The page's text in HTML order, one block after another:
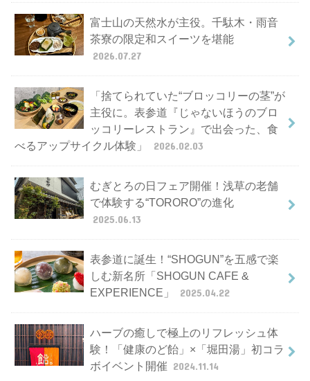
富士山の天然水が主役。千駄木・雨音
茶寮の限定和スイーツを堪能
2026.07.27
「捨てられていた“ブロッコリーの茎”が
主役に。表参道『じゃないほうのブロ
ッコリーレストラン』で出会った、食
べるアップサイクル体験」
2026.02.03
むぎとろの日フェア開催！浅草の老舗
で体験する“TORORO”の進化
2025.06.13
表参道に誕生！“SHOGUN”を五感で楽
しむ新名所「SHOGUN CAFE &
EXPERIENCE」
2025.04.22
ハーブの癒しで極上のリフレッシュ体
験！「健康のど飴」×「堀田湯」初コラ
ボイベント開催 2024.11.14